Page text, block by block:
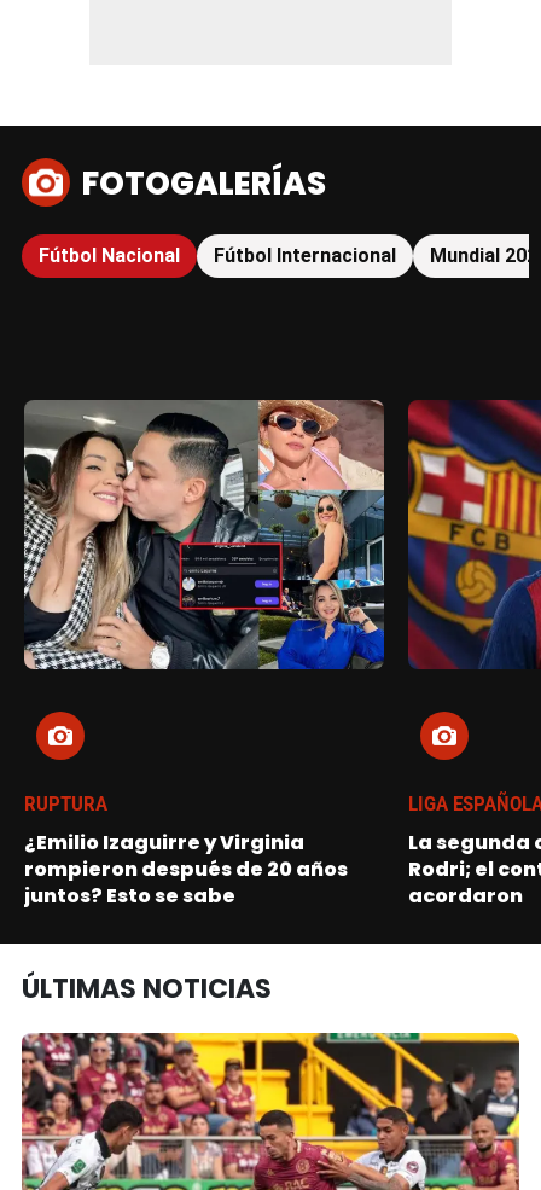
FOTOGALERÍAS
Fútbol Nacional Fútbol Internacional Mundial
RUPTURA
¿Emilio Izaguirre y Virginia
rompieron después de 20 años
juntos? Esto se sabe
LIGA
La
Rodri; el
acordaron
ÚLTIMAS NOTICIAS